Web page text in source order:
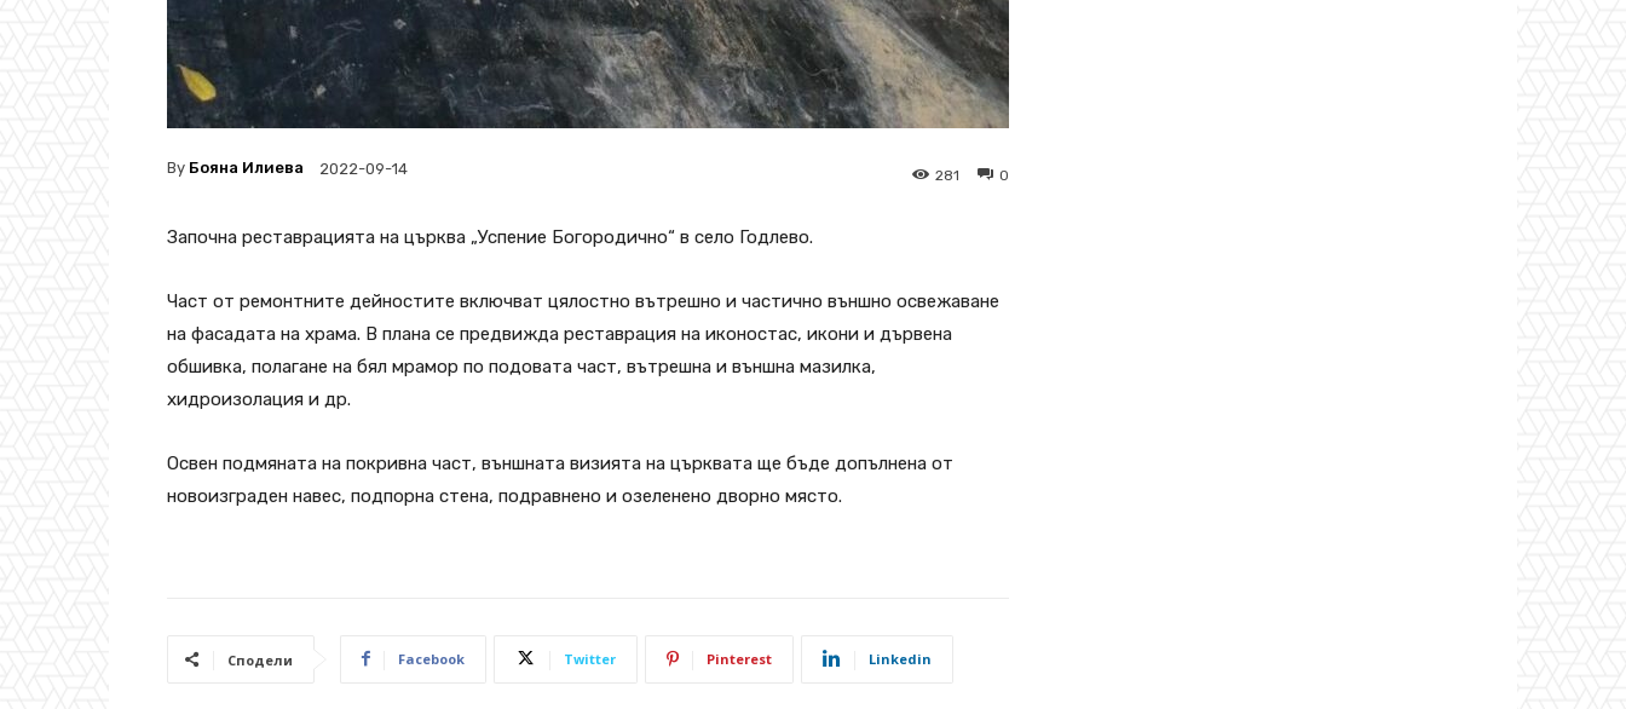
By Бояна Илиева 2022-09-14 0
281
Започна реставрацията на църква „Успение Богородично“ в село Годлево.
Част от ремонтните дейностите включват цялостно вътрешно и частично външно освежаване
на фасадата на храма. В плана се предвижда реставрация на иконостас, икони и дървена
обшивка, полагане на бял мрамор по подовата част, вътрешна и външна мазилка,
хидроизолация и др.
Освен подмяната на покривна част, външната визията на църквата ще бъде допълнена от
новоизграден навес, подпорна стена, подравнено и озеленено дворно място.
Сподели Facebook Twitter Pinterest Linkedin